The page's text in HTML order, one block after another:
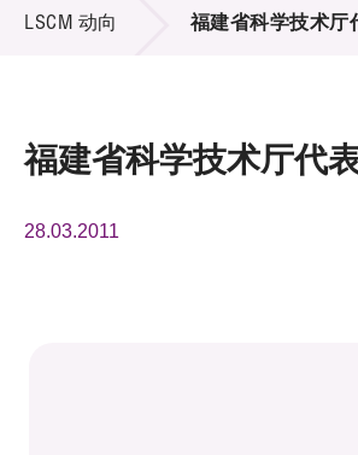
项目及资助计划
活动及消息
LSCM 动向 福建省科学技术厅
福建省科学技术厅代
28.03.2011